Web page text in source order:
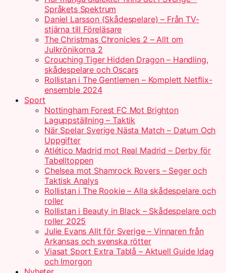
Språkets Spektrum
Daniel Larsson (Skådespelare) – Från TV-
stjärna till Föreläsare
The Christmas Chronicles 2 – Allt om
Julkrönikorna 2
Crouching Tiger Hidden Dragon – Handling,
skådespelare och Oscars
Rollistan i The Gentlemen – Komplett Netflix-
ensemble 2024
Sport
Nottingham Forest FC Mot Brighton
Laguppställning – Taktik
När Spelar Sverige Nästa Match – Datum Och
Uppgifter
Atlético Madrid mot Real Madrid – Derby för
Tabelltoppen
Chelsea mot Shamrock Rovers – Seger och
Taktisk Analys
Rollistan i The Rookie – Alla skådespelare och
roller
Rollistan i Beauty in Black – Skådespelare och
roller 2025
Julie Evans Allt för Sverige – Vinnaren från
Arkansas och svenska rötter
Viasat Sport Extra Tablå – Aktuell Guide Idag
och Imorgon